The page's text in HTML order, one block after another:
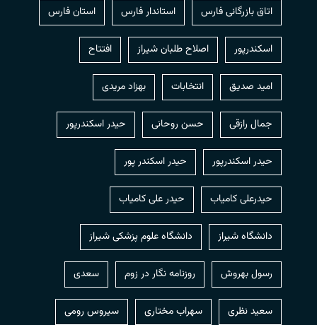
اتاق بازرگانی فارس استاندار فارس استان فارس
اسکندرپور اصلاح طلبان شیراز افتتاح
امید صدیق انتخابات بهزاد مریدی
جمال رازقی حسن روحانی حيدر اسكندرپور
حیدر اسکندرپور حیدر اسکندر پور
حیدرعلی کامیاب حیدر علی کامیاب
دانشگاه شیراز دانشگاه علوم پزشکی شیراز
رسول بهروش روزنامه نگار در زوم سعدی
سعید نظری سهراب مختاری سیروس رومی